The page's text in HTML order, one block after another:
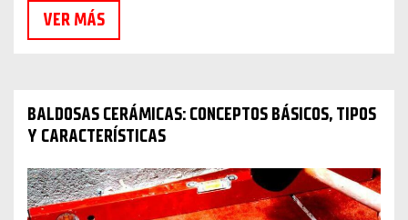
VER MÁS
BALDOSAS CERÁMICAS: CONCEPTOS BÁSICOS, TIPOS
Y CARACTERÍSTICAS